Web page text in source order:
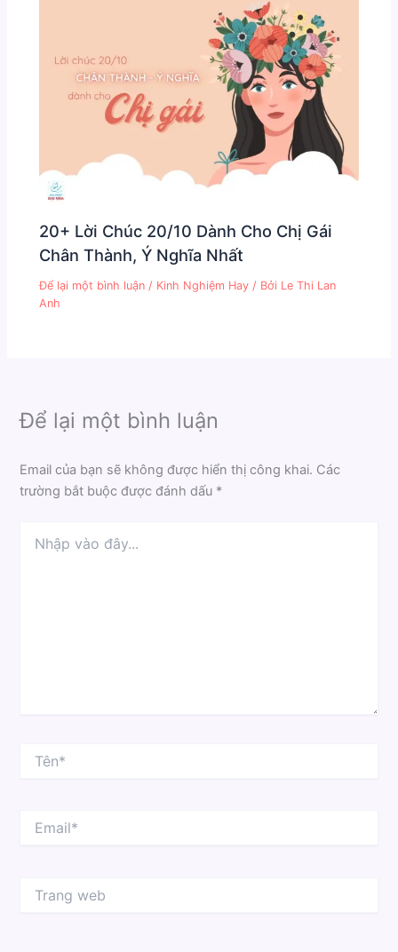
20+ Lời Chúc 20/10 Dành Cho Chị Gái
Chân Thành, Ý Nghĩa Nhất
Để lại một bình luận / Kinh Nghiệm Hay / Bởi Le Thi Lan
Anh
Để lại một bình luận
Email của bạn sẽ không được hiển thị công khai. Các
trường bắt buộc được đánh dấu *
vào
web